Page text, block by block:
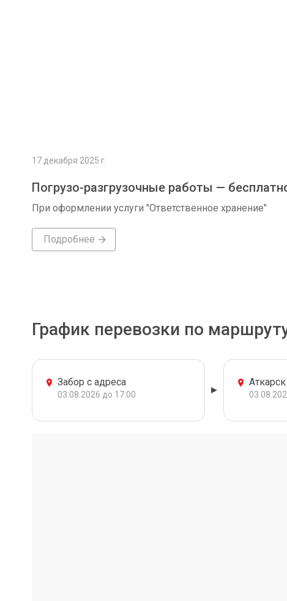
17 декабря 2025 г.
Погрузо-разгрузочные работы —
При оформлении услуги "Ответственное хранение"
Подробнее
График перевозки по
Забор с адреса
03.08.2026 до 17:00
Аткарск